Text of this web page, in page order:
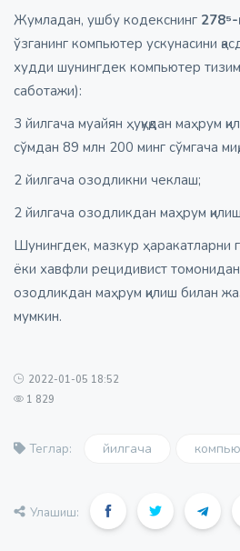
Жумладан, ушбу кодекснинг
ўзганинг компьютер ускунасини
худди шунингдек компьютер
саботажи):
3 йилгача муайян ҳуқуқдан маҳрум
сўмдан 89 млн 200 минг сўмгача
2 йилгача озодликни чеклаш;
2 йилгача озодликдан маҳрум
Шунингдек, мазкур ҳаракатларни
ёки хавфли рецидивист
озодликдан маҳрум қилиш билан
мумкин.
2022-01-05 18:52
1 829
Теглар: йилгача
Улашиш: